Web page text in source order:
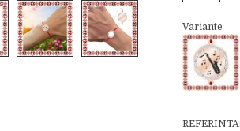
Variante
REFERINTA: